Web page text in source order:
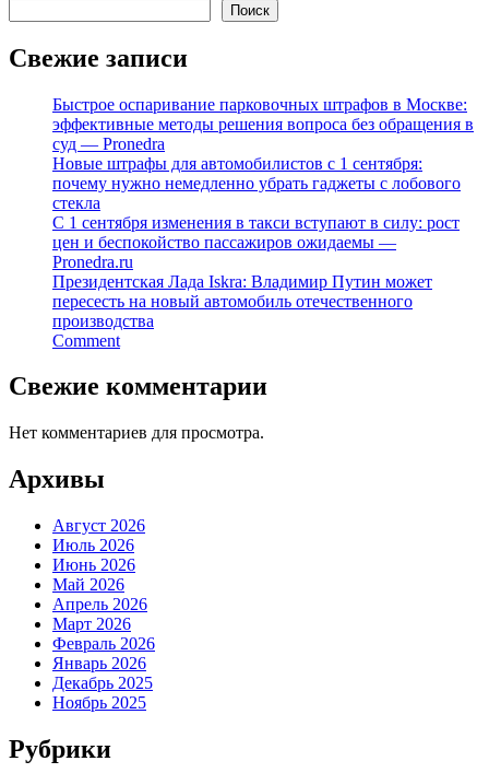
Поиск
Свежие записи
Быстрое оспаривание парковочных штрафов в Москве:
эффективные методы решения вопроса без обращения в
суд — Pronedra
Новые штрафы для автомобилистов с 1 сентября:
почему нужно немедленно убрать гаджеты с лобового
стекла
С 1 сентября изменения в такси вступают в силу: рост
цен и беспокойство пассажиров ожидаемы —
Pronedra.ru
Президентская Лада Iskra: Владимир Путин может
пересесть на новый автомобиль отечественного
производства
Comment
Свежие комментарии
Нет комментариев для просмотра.
Архивы
Август 2026
Июль 2026
Июнь 2026
Май 2026
Апрель 2026
Март 2026
Февраль 2026
Январь 2026
Декабрь 2025
Ноябрь 2025
Рубрики